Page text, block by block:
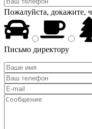
Пожалуйста, докажите,
Письмо директору